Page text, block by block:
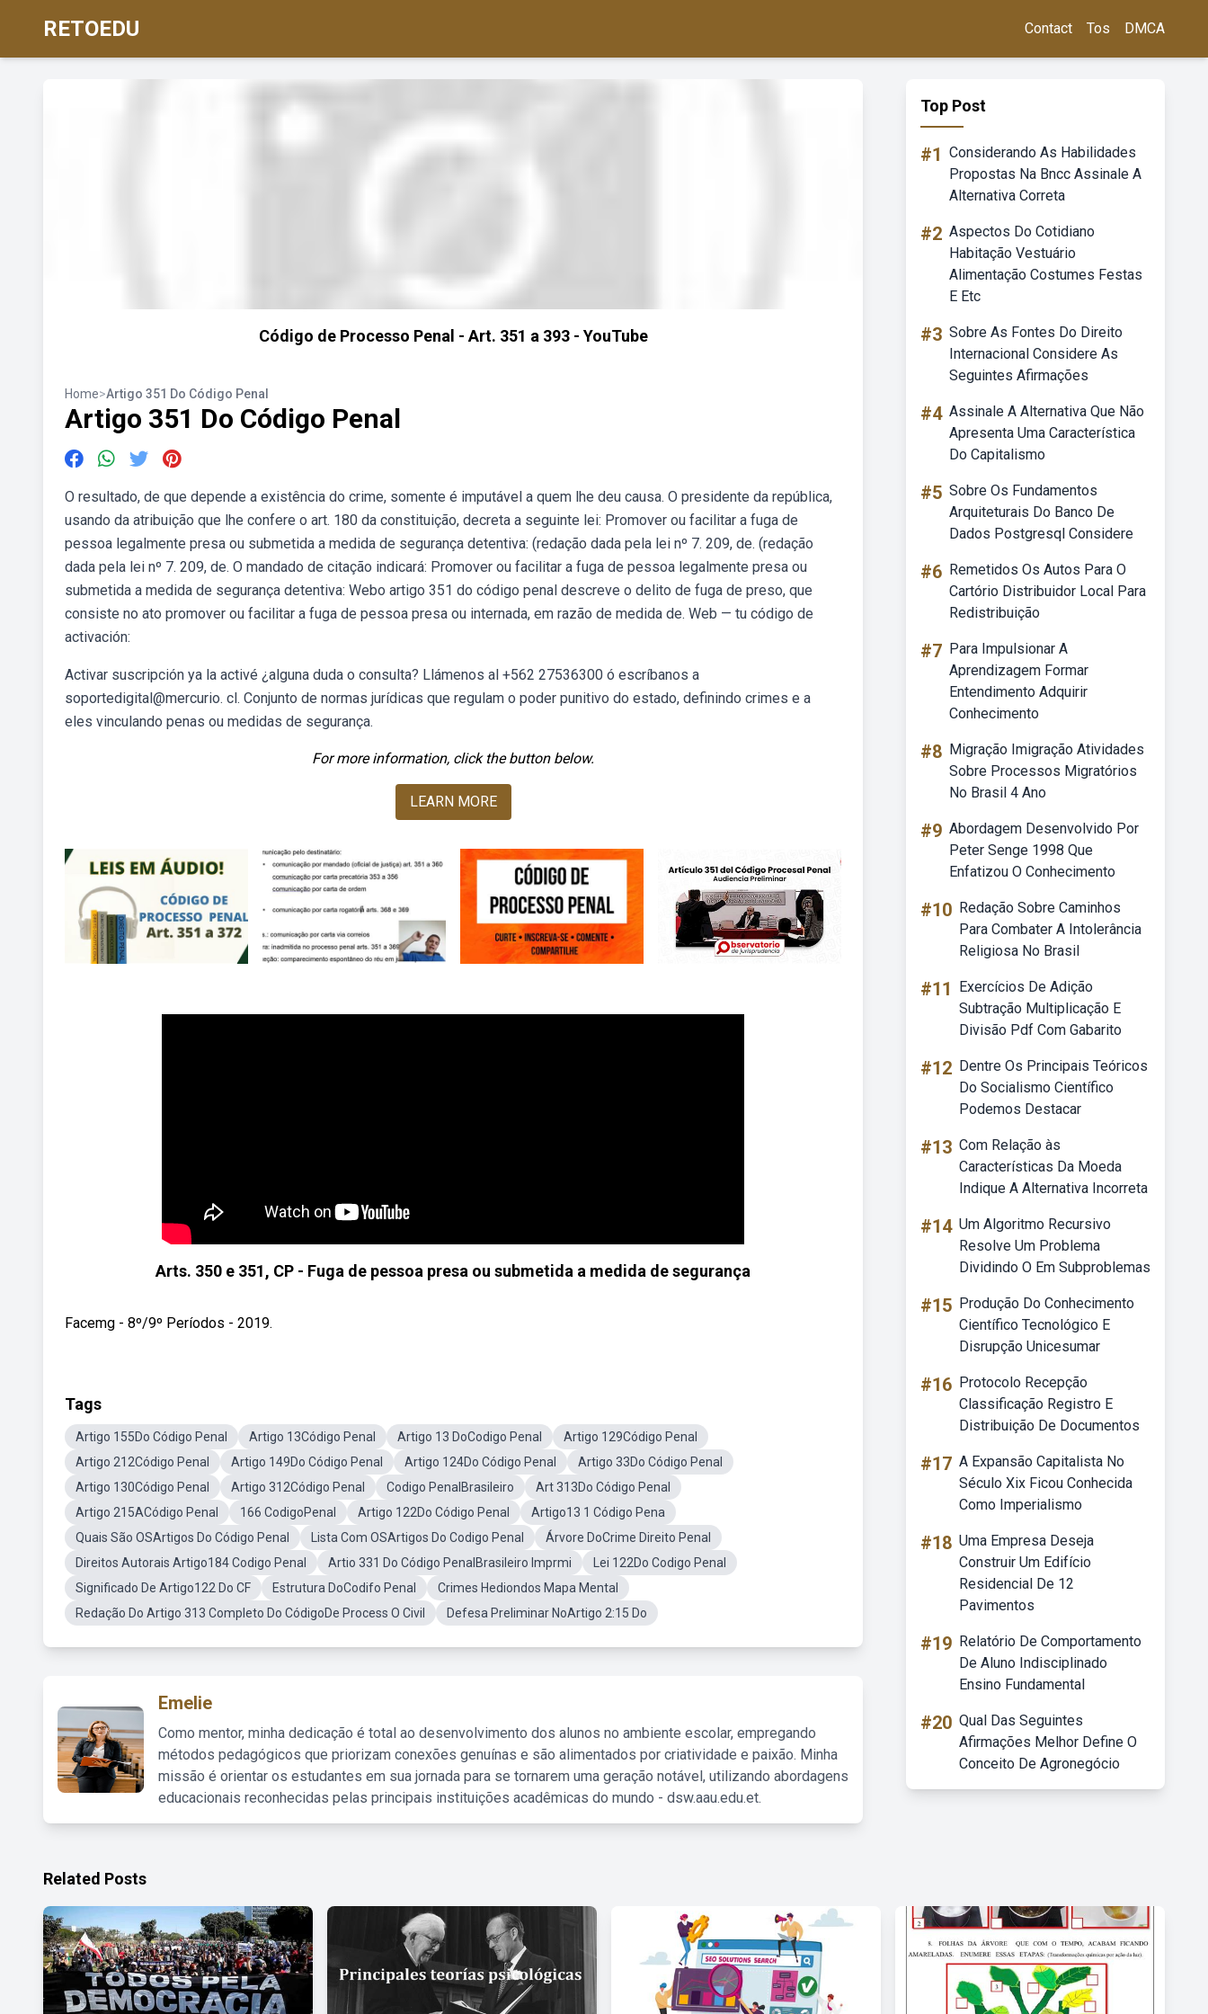
RETOEDU Contact Tos DMCA
Código de Processo Penal - Art. 351 a 393 - YouTube
Home>Artigo 351 Do Código Penal
Artigo 351 Do Código Penal
O resultado, de que depende a existência do crime, somente é imputável a quem lhe deu causa. O presidente da república,
usando da atribuição que lhe confere o art. 180 da constituição, decreta a seguinte lei: Promover ou facilitar a fuga de
pessoa legalmente presa ou submetida a medida de segurança detentiva: (redação dada pela lei nº 7. 209, de. (redação
dada pela lei nº 7. 209, de. O mandado de citação indicará: Promover ou facilitar a fuga de pessoa legalmente presa ou
submetida a medida de segurança detentiva: Webo artigo 351 do código penal descreve o delito de fuga de preso, que
consiste no ato promover ou facilitar a fuga de pessoa presa ou internada, em razão de medida de. Web — tu código de
activación:
Activar suscripción ya la activé ¿alguna duda o consulta? Llámenos al +562 27536300 ó escríbanos a
soportedigital@mercurio. cl. Conjunto de normas jurídicas que regulam o poder punitivo do estado, definindo crimes e a
eles vinculando penas ou medidas de segurança.
For more information, click the button below.
LEARN MORE
Arts. 350 e 351, CP - Fuga de pessoa presa ou submetida a medida de segurança
Facemg - 8º/9º Períodos - 2019.
Tags
Artigo 155Do Código Penal Artigo 13Código Penal Artigo 13 DoCodigo Penal
Artigo 129Código Penal
Artigo 212Código Penal
Artigo 149Do Código Penal Artigo 124Do Código Penal
Artigo 33Do Código Penal
Artigo 130Código Penal
Artigo 312Código Penal Codigo PenalBrasileiro
Art 313Do Código Penal
Artigo 215ACódigo Penal
166 CodigoPenal Artigo 122Do Código Penal
Artigo13 1 Código Pena
Quais São OSArtigos Do Código Penal
Lista Com OSArtigos Do Codigo Penal
Árvore DoCrime Direito Penal
Direitos Autorais Artigo184 Codigo Penal
Artio 331 Do Código PenalBrasileiro Imprmi
Lei 122Do Codigo Penal
Significado De Artigo122 Do CF
Estrutura DoCodifo Penal
Crimes Hediondos Mapa Mental
Redação Do Artigo 313 Completo Do CódigoDe Process O Civil
Defesa Preliminar NoArtigo 2:15 Do
Emelie
Como mentor, minha dedicação é total ao desenvolvimento dos alunos no ambiente escolar, empregando
métodos pedagógicos que priorizam conexões genuínas e são alimentados por criatividade e paixão. Minha
missão é orientar os estudantes em sua jornada para se tornarem uma geração notável, utilizando abordagens
educacionais reconhecidas pelas principais instituições acadêmicas do mundo - dsw.aau.edu.et.
Top Post
#1 Considerando As Habilidades
Propostas Na Bncc Assinale A
Alternativa Correta
#2 Aspectos Do Cotidiano
Habitação Vestuário
Alimentação Costumes Festas
E Etc
#3 Sobre As Fontes Do Direito
Internacional Considere As
Seguintes Afirmações
#4 Assinale A Alternativa Que Não
Apresenta Uma Característica
Do Capitalismo
#5 Sobre Os Fundamentos
Arquiteturais Do Banco De
Dados Postgresql Considere
#6 Remetidos Os Autos Para O
Cartório Distribuidor Local Para
Redistribuição
#7 Para Impulsionar A
Aprendizagem Formar
Entendimento Adquirir
Conhecimento
#8 Migração Imigração Atividades
Sobre Processos Migratórios
No Brasil 4 Ano
#9 Abordagem Desenvolvido Por
Peter Senge 1998 Que
Enfatizou O Conhecimento
#10 Redação Sobre Caminhos
Para Combater A Intolerância
Religiosa No Brasil
#11
Exercícios De Adição
Subtração Multiplicação E
Divisão Pdf Com Gabarito
#12 Dentre Os Principais Teóricos
Do Socialismo Científico
Podemos Destacar
#13 Com Relação às
Características Da Moeda
Indique A Alternativa Incorreta
#14 Um Algoritmo Recursivo
Resolve Um Problema
Dividindo O Em Subproblemas
#15 Produção Do Conhecimento
Científico Tecnológico E
Disrupção Unicesumar
#16 Protocolo Recepção
Classificação Registro E
Distribuição De Documentos
#17 A Expansão Capitalista No
Século Xix Ficou Conhecida
Como Imperialismo
#18 Uma Empresa Deseja
Construir Um Edifício
Residencial De 12
Pavimentos
#19 Relatório De Comportamento
De Aluno Indisciplinado
Ensino Fundamental
#20 Qual Das Seguintes
Afirmações Melhor Define O
Conceito De Agronegócio
Related Posts